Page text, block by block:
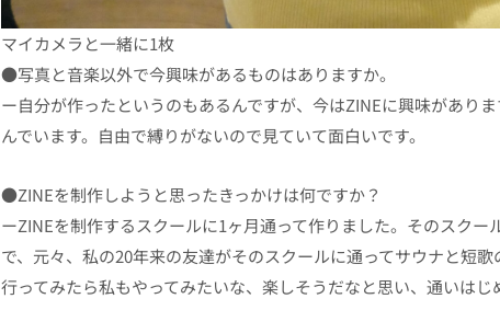
マイカメラと一緒に1枚
●写真と音楽以外で今興味があるものはありますか。
ー自分が作ったというのもあるんですが、今はZINEに興味があり
んでいます。自由で縛りがないので見ていて面白いです。
●ZINEを制作しようと思ったきっかけは何ですか？
ーZINEを制作するスクールに1ヶ月通って作りました。そのスクー
で、元々、私の20年来の友達がそのスクールに通ってサウナと短
行ってみたら私もやってみたいな、楽しそうだなと思い、通いはじ